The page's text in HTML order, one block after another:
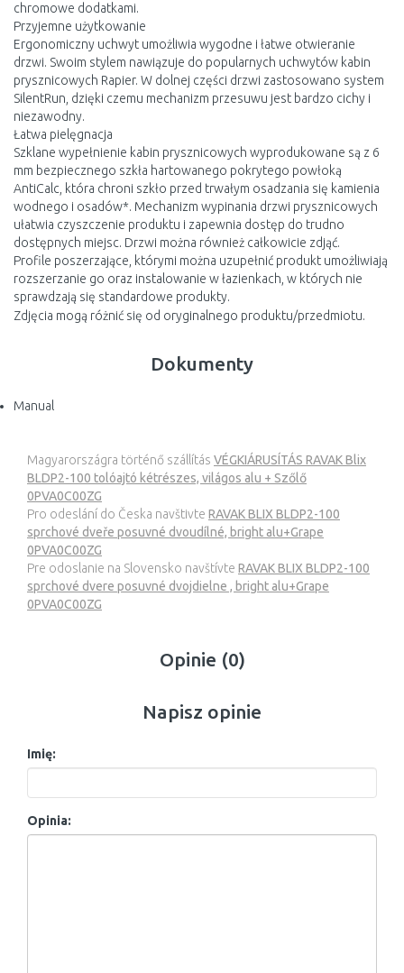
chromowe dodatkami.
Przyjemne użytkowanie
Ergonomiczny uchwyt umożliwia wygodne i łatwe otwieranie
drzwi. Swoim stylem nawiązuje do popularnych uchwytów kabin
prysznicowych Rapier. W dolnej części drzwi zastosowano system
SilentRun, dzięki czemu mechanizm przesuwu jest bardzo cichy i
niezawodny.
Łatwa pielęgnacja
Szklane wypełnienie kabin prysznicowych wyprodukowane są z 6
mm bezpiecznego szkła hartowanego pokrytego powłoką
AntiCalc, która chroni szkło przed trwałym osadzania się kamienia
wodnego i osadów*. Mechanizm wypinania drzwi prysznicowych
ułatwia czyszczenie produktu i zapewnia dostęp do trudno
dostępnych miejsc. Drzwi można również całkowicie zdjąć.
Profile poszerzające, którymi można uzupełnić produkt umożliwiają
rozszerzanie go oraz instalowanie w łazienkach, w których nie
sprawdzają się standardowe produkty.
Zdjęcia mogą różnić się od oryginalnego produktu/przedmiotu.
Dokumenty
Manual
Magyarországra történő szállítás VÉGKIÁRUSÍTÁS RAVAK Blix
BLDP2-100 tolóajtó kétrészes, világos alu + Szőlő
0PVA0C00ZG
Pro odeslání do Česka navštivte RAVAK BLIX BLDP2-100
sprchové dveře posuvné dvoudílné, bright alu+Grape
0PVA0C00ZG
Pre odoslanie na Slovensko navštívte RAVAK BLIX BLDP2-100
sprchové dvere posuvné dvojdielne , bright alu+Grape
0PVA0C00ZG
Opinie (0)
Napisz opinie
Imię:
Opinia: